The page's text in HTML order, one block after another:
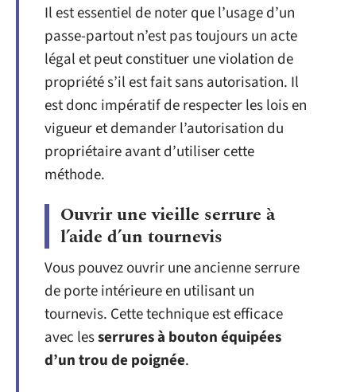
Il est essentiel de noter que l’usage d’un
passe-partout n’est pas toujours un acte
légal et peut constituer une violation de
propriété s’il est fait sans autorisation. Il
est donc impératif de respecter les lois en
vigueur et demander l’autorisation du
propriétaire avant d’utiliser cette
méthode.
Ouvrir une vieille serrure à
l’aide d’un tournevis
Vous pouvez ouvrir une ancienne serrure
de porte intérieure en utilisant un
tournevis. Cette technique est efficace
avec lesserrures à bouton équipées
d’un trou de poignée.